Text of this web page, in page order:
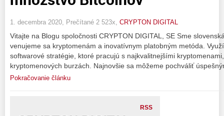
1. decembra 2020, Prečítané 2 523x, CRYPTON DIGITAL
Vitajte na Blogu spoločnosti CRYPTON DIGITAL, SE Sme
venujeme sa kryptomenám a inovatívnym platobným metóda.
softwarové stratégie, ktoré pracujú s najkvalitnejšími
kryptomenových burzách. Najnovšie sa môžeme pochváliť
Pokračovanie článku
RSS